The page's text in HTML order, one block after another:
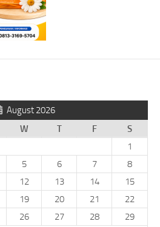
August 2026
W T F
S
1
5 6 7
8
12 13 14
15
19 20 21
22
26 27 28
29